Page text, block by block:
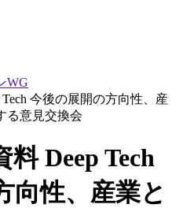
WG
Tech 今後の展開の方向性、産
る意見交換会
料 Deep Tech
向性、産業と